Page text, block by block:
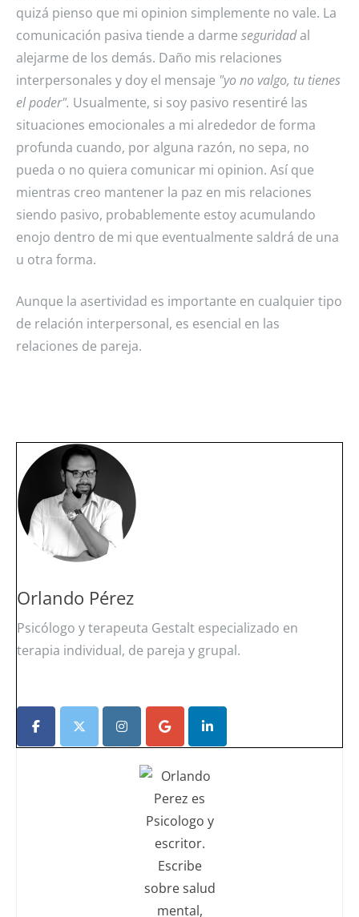
quizá pienso que mi opinion simplemente no vale. La
comunicación pasiva tiende a darme seguridadal
alejarme de los demás. Daño mis relaciones
interpersonales y doy el mensaje "yo no valgo, tu tienes
el poder". Usualmente, si soy pasivo resentiré las
situaciones emocionales a mi alrededor de forma
profunda cuando, por alguna razón, no sepa, no
pueda o no quiera comunicar mi opinion. Así que
mientras creo mantener la paz en mis relaciones
siendo pasivo, probablemente estoy acumulando
enojo dentro de mi que eventualmente saldrá de una
u otra forma.
Aunque la asertividad es importante en cualquier tipo
de relación interpersonal, es esencial en las
relaciones de pareja.
Orlando Pérez
Psicólogo y terapeuta Gestalt especializado en
terapia individual, de pareja y grupal.